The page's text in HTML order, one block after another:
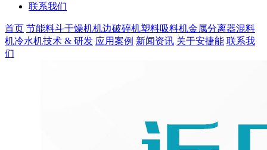
联系我们
首页 节能料斗干燥机机边破碎机塑料吸料机金属分离器混料
机冷水机技术 & 研发 应用案例 新闻资讯 关于安捷能 联系我
们